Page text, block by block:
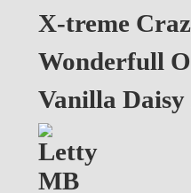
X-treme
Wonderfull
Vanilla